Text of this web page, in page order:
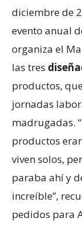
diciembre de
evento anual
organiza el
las tres
productos,
jornadas
madrugadas.
productos
viven solos,
paraba ahí y
increíble”,
pedidos para